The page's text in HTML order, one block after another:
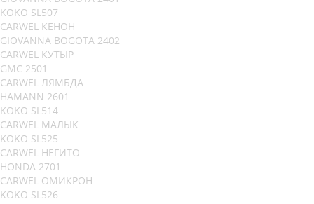
KOKO SL507
CARWEL КЕНОН
GIOVANNA BOGOTA 2402
CARWEL КУТЫР
GMC 2501
CARWEL ЛЯМБДА
HAMANN 2601
KOKO SL514
CARWEL МАЛЫК
KOKO SL525
CARWEL НЕГИТО
HONDA 2701
CARWEL ОМИКРОН
KOKO SL526